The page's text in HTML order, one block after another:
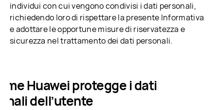
individui con cui vengono condivisi i dati personali,
richiedendo loro di rispettare la presente Informativa
e adottare le opportune misure di riservatezza e
sicurezza nel trattamento dei dati personali.
Huawei protegge i dati
dell’utente